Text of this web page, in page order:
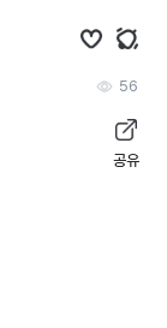
56
공유